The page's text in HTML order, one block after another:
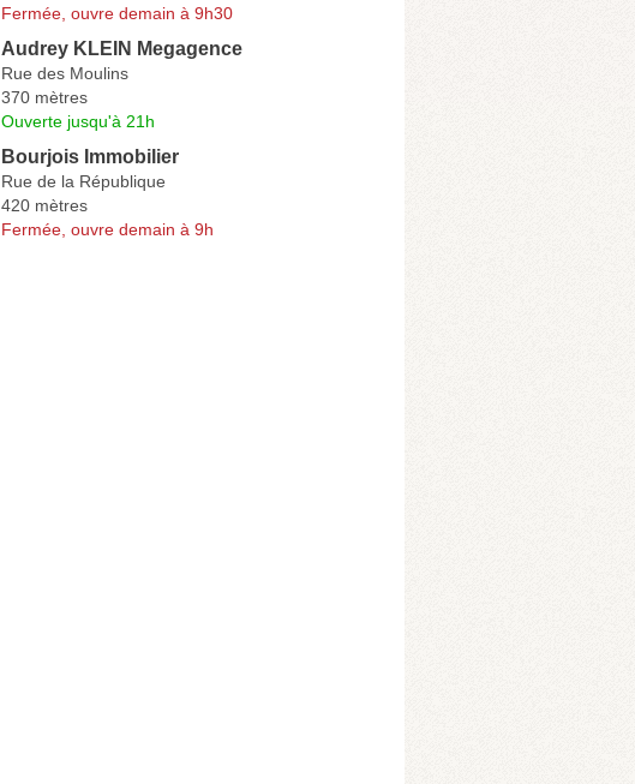
Fermée, ouvre demain à 9h30
Audrey KLEIN Megagence
Rue des Moulins
370 mètres
Ouverte jusqu'à 21h
Bourjois Immobilier
Rue de la République
420 mètres
Fermée, ouvre demain à 9h